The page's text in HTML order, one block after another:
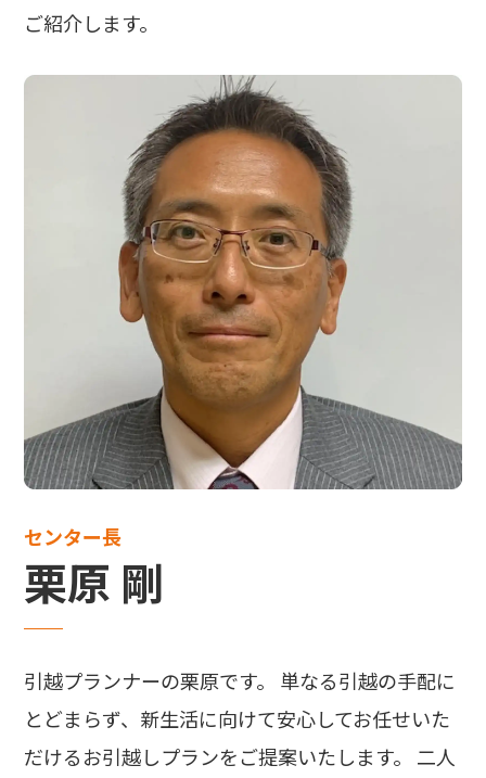
ご紹介します。
センター長
栗原 剛
引越プランナーの栗原です。 単なる引越の手配に
とどまらず、新生活に向けて安心してお任せいた
だけるお引越しプランをご提案いたします。 二人